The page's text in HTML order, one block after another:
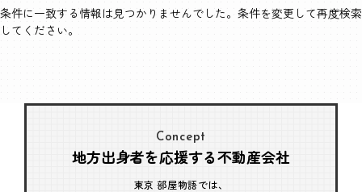
条件に一致する情報は見つかりませんでした。条件を変更して再度検索
してください。
Concept
地方出身者を応援する不動産会社
東京 部屋物語では、